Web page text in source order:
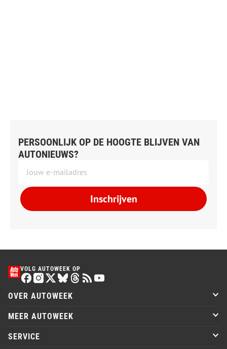
PERSOONLIJK OP DE HOOGTE BLIJVEN VAN
AUTONIEUWS?
Inschrijven
VOLG AUTOWEEK OP
OVER AUTOWEEK
MEER AUTOWEEK
SERVICE